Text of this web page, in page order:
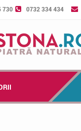
730 0732 334 434